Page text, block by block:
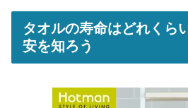
タオルの寿命はどれくら
安を知ろう